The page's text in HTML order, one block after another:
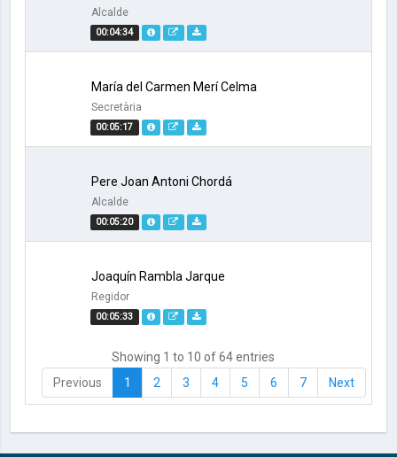
00:04:34
Alcalde
00:05:17
María del Carmen Merí Celma
Secretària
00:05:20
Pere Joan Antoni Chordá
Alcalde
00:05:33
Joaquín Rambla Jarque
Regidor
Showing 1 to 10 of 64 entries
Previous
1 2 3 4 5 6 7 Next